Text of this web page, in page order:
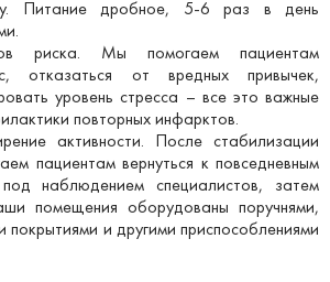
Питание дробное, 5-6 раз в день
риска. Мы помогаем пациентам
отказаться от вредных привычек,
уровень стресса – все это важные
повторных инфарктов.
активности. После стабилизации
пациентам вернуться к повседневным
наблюдением специалистов, затем
помещения оборудованы поручнями,
покрытиями и другими приспособлениями